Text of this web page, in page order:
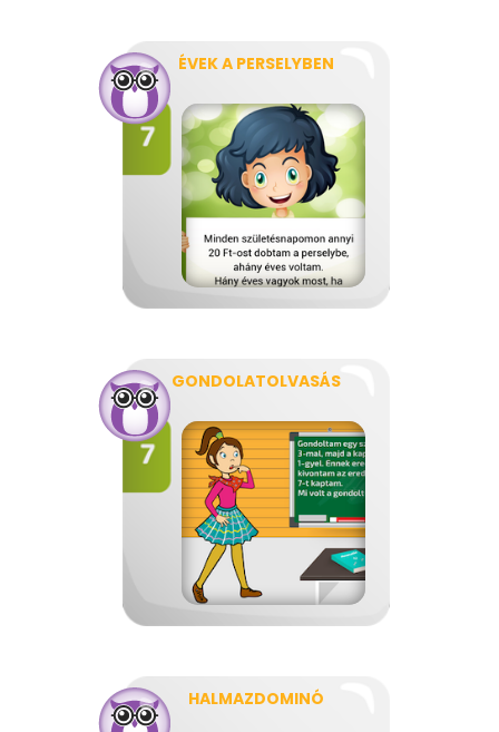
ÉVEK A PERSELYBEN
GONDOLATOLVASÁS
HALMAZDOMINÓ